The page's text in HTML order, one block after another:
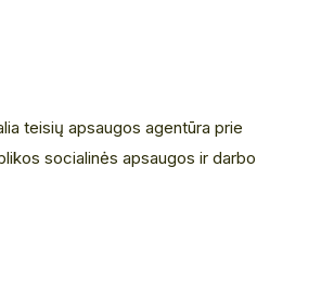
teisių apsaugos agentūra prie
socialinės apsaugos ir darbo